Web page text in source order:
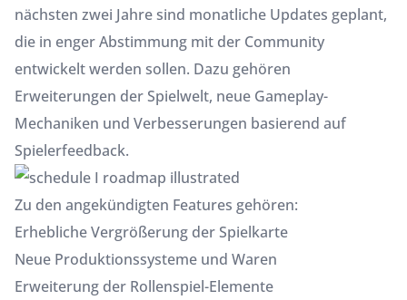
nächsten zwei Jahre sind monatliche Updates geplant,
die in enger Abstimmung mit der Community
entwickelt werden sollen. Dazu gehören
Erweiterungen der Spielwelt, neue Gameplay-
Mechaniken und Verbesserungen basierend auf
Spielerfeedback.
Zu den angekündigten Features gehören:
Erhebliche Vergrößerung der Spielkarte
Neue Produktionssysteme und Waren
Erweiterung der Rollenspiel-Elemente